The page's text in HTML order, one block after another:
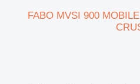
FABO MVSI 900